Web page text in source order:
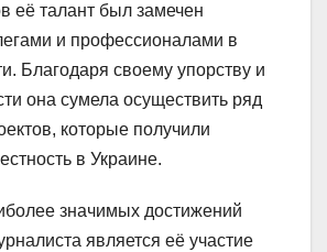
её талант был замечен
и профессионалами в
Благодаря своему упорству и
она сумела осуществить ряд
которые получили
в Украине.
значимых достижений
является её участие